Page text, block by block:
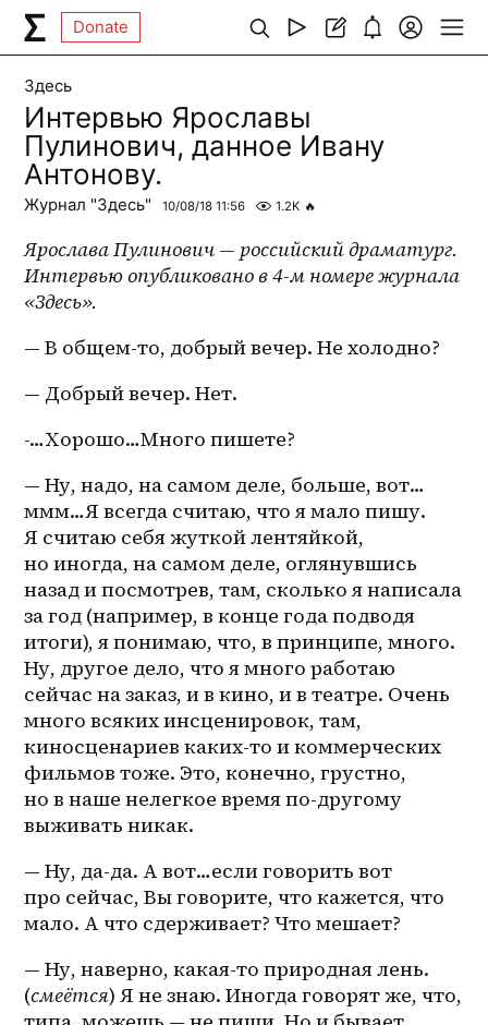
Donate
Здесь
Интервью Ярославы
Пулинович, данное Ивану
Антонову.
Журнал "Здесь" 10/08/18 11:56 1.2K 🔥
Ярослава Пулинович — российский драматург.
Интервью опубликовано в 4-м номере журнала
«Здесь».
— В общем-то, добрый вечер. Не холодно?
— Добрый вечер. Нет.
-…Хорошо…Много пишете?
— Ну, надо, на самом деле, больше, вот…
ммм…Я всегда считаю, что я мало пишу.
Я считаю себя жуткой лентяйкой,
но иногда, на самом деле, оглянувшись
назад и посмотрев, там, сколько я написала
за год (например, в конце года подводя
итоги), я понимаю, что, в принципе, много.
Ну, другое дело, что я много работаю
сейчас на заказ, и в кино, и в театре. Очень
много всяких инсценировок, там,
киносценариев каких-то и коммерческих
фильмов тоже. Это, конечно, грустно,
но в наше нелегкое время по-другому
выживать никак.
— Ну, да-да. А вот…если говорить вот
про сейчас, Вы говорите, что кажется, что
мало. А что сдерживает? Что мешает?
— Ну, наверно, какая-то природная лень.
(смеётся) Я не знаю. Иногда говорят же, что,